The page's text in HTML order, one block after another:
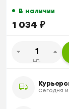
В наличии
1 034 ₽
шт.
Сегодня